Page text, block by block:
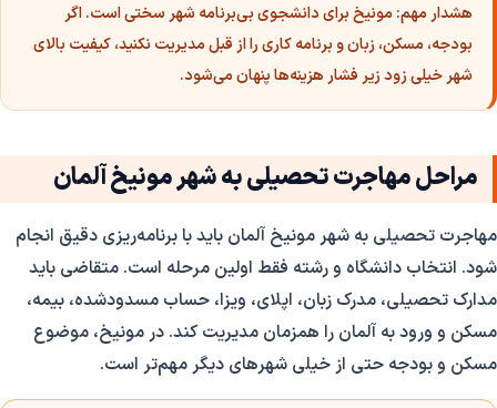
هشدار مهم: مونیخ برای دانشجوی بی‌برنامه شهر سختی است. اگر
بودجه، مسکن، زبان و برنامه کاری را از قبل مدیریت نکنید، کیفیت بالای
شهر خیلی زود زیر فشار هزینه‌ها پنهان می‌شود.
مراحل مهاجرت تحصیلی به شهر مونیخ آلمان
مهاجرت تحصیلی به شهر مونیخ آلمان باید با برنامه‌ریزی دقیق انجام
شود. انتخاب دانشگاه و رشته فقط اولین مرحله است. متقاضی باید
مدارک تحصیلی، مدرک زبان، اپلای، ویزا، حساب مسدودشده، بیمه،
مسکن و ورود به آلمان را همزمان مدیریت کند. در مونیخ، موضوع
مسکن و بودجه حتی از خیلی شهرهای دیگر مهم‌تر است.